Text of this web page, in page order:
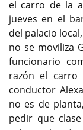
el carro de la
jueves en el
del palacio
no se moviliza
funcionario
razón el
conductor
no es de
pedir que